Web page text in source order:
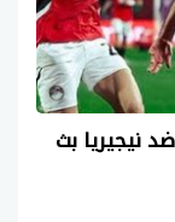
نيجيريا بث